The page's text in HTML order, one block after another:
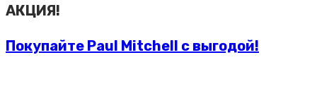
АКЦИЯ!
Покупайте Paul Mitchell с выгодой!